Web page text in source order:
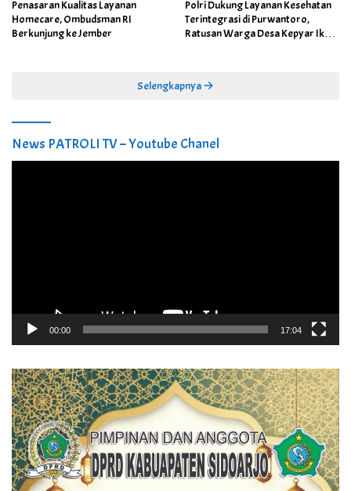
Penasaran Kualitas Layanan
Homecare, Ombudsman RI
Berkunjung ke Jember
Polri Dukung Layanan Kesehatan
Terintegrasi di Purwantoro,
Ratusan Warga Desa Kepyar Ikuti
Selengkapnya
News PATROLI TV – Youtube Chanel
00:00 17:04